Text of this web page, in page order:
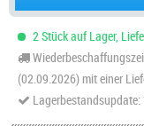
2 Stück auf Lager,
(02.09.2026) mit einer